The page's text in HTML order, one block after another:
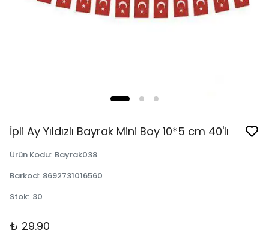
İpli Ay Yıldızlı Bayrak Mini Boy 10*5 cm 40'lı
Ürün Kodu: Bayrak038
Barkod: 8692731016560
Stok: 30
₺ 29.90